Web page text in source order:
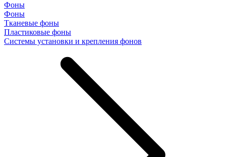
Фоны
Фоны
Тканевые фоны
Пластиковые фоны
Системы установки и крепления фонов